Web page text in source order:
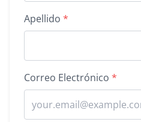
Apellido *
Correo Electrónico *